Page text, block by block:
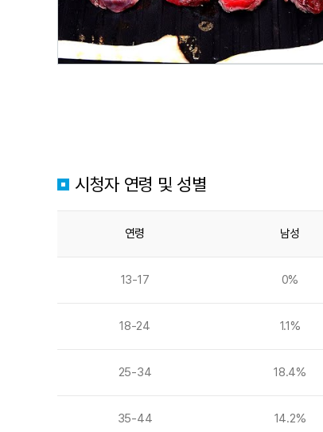
시청자 연령 및 성별
연령 남성
13-17 0%
18-24 1.1%
25-34 18.4%
35-44 14.2%